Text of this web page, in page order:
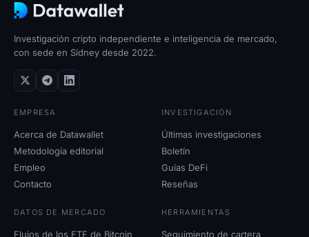
Investigación cripto independiente e inteligencia de mercado,
con sede en Sídney desde 2022.
EMPRESA
Acerca de Datawallet
Metodología editorial
Empleo
Contacto
INVESTIGACIÓN
Últimas investigaciones
Boletín
Guías DeFi
Reseñas
DATOS DE MERCADO
Flujos de los ETF de Bitcoin
HERRAMIENTAS
Seguimiento de cartera